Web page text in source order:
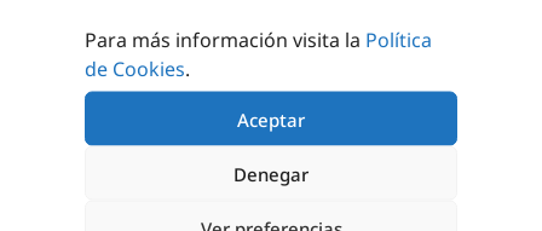
Para más información visita la Política
de Cookies.
Aceptar
Denegar